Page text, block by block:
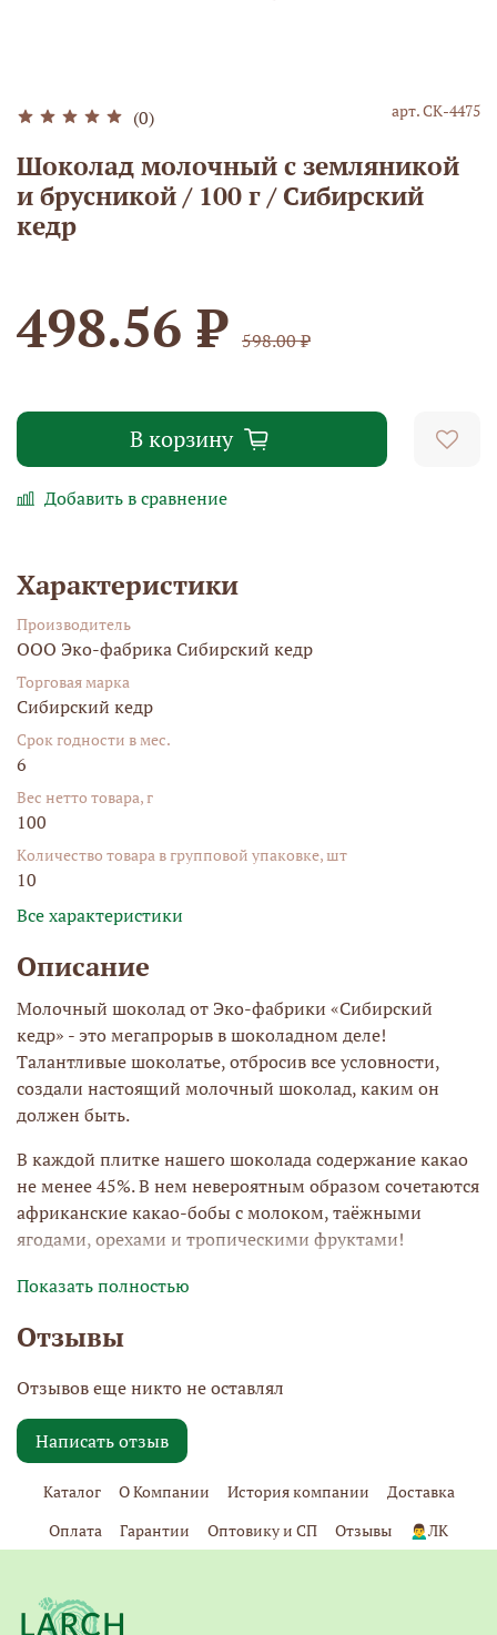
(0) арт.СК-4475
Шоколад молочный с земляникой
и брусникой / 100 г / Сибирский
кедр
498.56 ₽ 598.00 ₽
В корзину
Добавить в сравнение
Характеристики
Производитель
ООО Эко-фабрика Сибирский кедр
Торговая марка
Сибирский кедр
Срок годности в мес.
6
Вес нетто товара, г
100
Количество товара в групповой упаковке, шт
10
Все характеристики
Описание
Молочный шоколад от Эко-фабрики «Сибирский
кедр» - это мегапрорыв в шоколадном деле!
Талантливые шоколатье, отбросив все условности,
создали настоящий молочный шоколад, каким он
должен быть.
В каждой плитке нашего шоколада содержание какао
не менее 45%. В нем невероятным образом сочетаются
африканские какао-бобы с молоком, таёжными
ягодами, орехами и тропическими фруктами!
Показать полностью
Отзывы
Отзывов еще никто не оставлял
Написать отзыв
Каталог О Компании История компании
Доставка
Оплата
Гарантии Оптовику и СП Отзывы 🙍‍♂️ЛК